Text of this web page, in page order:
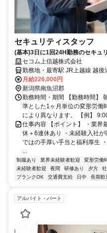
セキュリティスタッフ
(基本)3日に1回24H勤務のセキュ
OKセコム上信越株式会社
勤務地・最寄駅 JR上越線 越後
月給226,000円
新潟県南魚沼郡
勤務時間・期間 【勤務時間】
準とした1ヶ月単位の変形労
により異なります。 【例】
仕事内容 【ポイント】 ・業界
休＋6連休あり ・未経験入社
ではの手厚い手当と福利厚生
...
制服あり 業界未経験者歓迎 変形労働
未経験者歓迎
夜間 研修あり 夕方
ブランクOK
交通費支給 日中 長期歓
アルバイト・パート